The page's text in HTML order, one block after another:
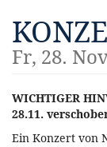
Haupt-
Inhalt
springen
Fr, 28.
WICHTIGER
28.11.
Ein Konzert von